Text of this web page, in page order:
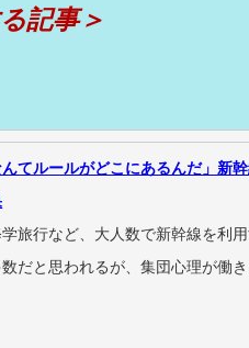
記事＞
んてルールがどこにあるんだ」新
旅行など、大人数で新幹線を利
だと思われるが、集団心理が働